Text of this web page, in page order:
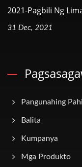
2021-Pagbili Ng
31 Dec, 2021
Pangunahing
Balita
Kumpanya
Mga Produkto